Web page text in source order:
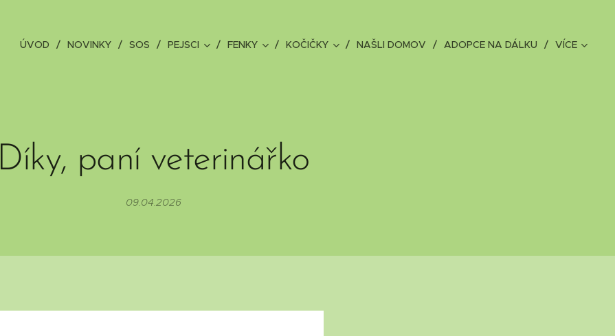
ÚVOD NOVINKY SOS PEJSCI FENKY KOČIČKY NAŠLI DOMOV ADOPCE NA DÁLKU VÍCE
Díky, paní veterinářko
09.04.2026